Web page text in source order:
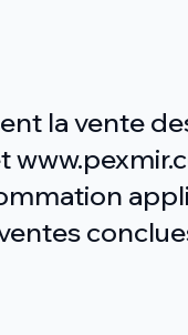
la vente